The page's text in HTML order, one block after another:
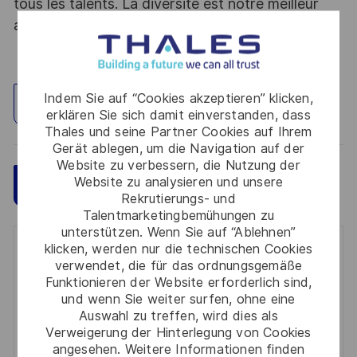
Indem Sie auf “Cookies akzeptieren” klicken,
erklären Sie sich damit einverstanden, dass
Thales und seine Partner Cookies auf Ihrem
Gerät ablegen, um die Navigation auf der
Website zu verbessern, die Nutzung der
Website zu analysieren und unsere
Rekrutierungs- und
Talentmarketingbemühungen zu
unterstützen. Wenn Sie auf “Ablehnen”
klicken, werden nur die technischen Cookies
verwendet, die für das ordnungsgemäße
Funktionieren der Website erforderlich sind,
und wenn Sie weiter surfen, ohne eine
Auswahl zu treffen, wird dies als
Verweigerung der Hinterlegung von Cookies
angesehen. Weitere Informationen finden
tous les talents. La diversité est notre meilleur
atout. Postulez et rejoignez nous !
Standort erkunden
Jetzt bewerben Speichern
Get notified for similar jobs
You'll receive updates once a week